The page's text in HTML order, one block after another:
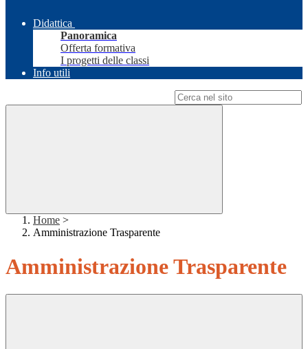
Didattica
Panoramica
Offerta formativa
I progetti delle classi
Info utili
Home >
Amministrazione Trasparente
Amministrazione Trasparente